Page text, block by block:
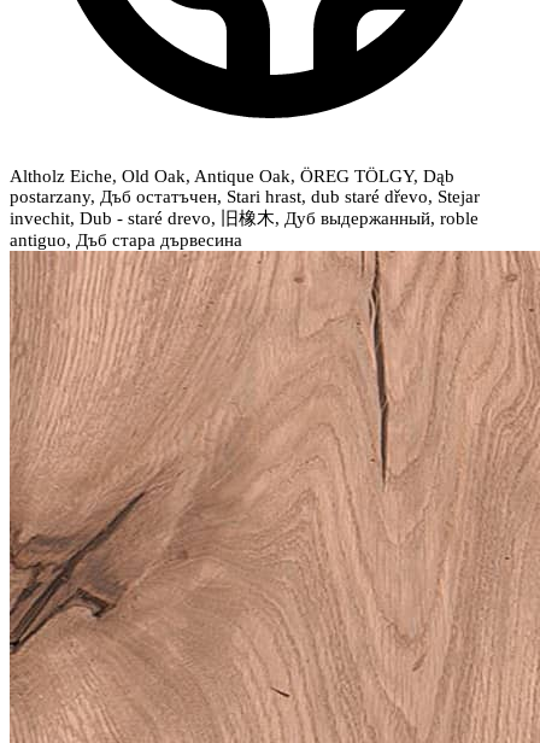
Altholz Eiche, Old Oak, Antique Oak, ÖREG TÖLGY, Dąb
postarzany, Дъб остатъчен, Stari hrast, dub staré dřevo, Stejar
invechit, Dub - staré drevo, 旧橡木, Дуб выдержанный, roble
antiguo, Дъб стара дървесина